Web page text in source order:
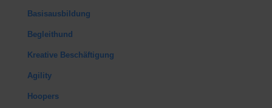
Basisausbildung
Begleithund
Kreative Beschäftigung
Agility
Hoopers